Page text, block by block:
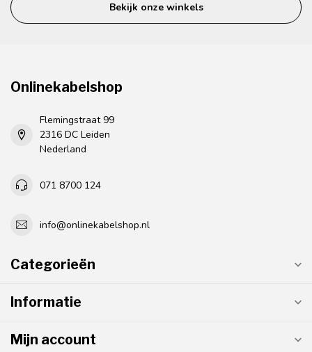
Bekijk onze winkels
Onlinekabelshop
Flemingstraat 99
2316 DC Leiden
Nederland
071 8700 124
info@onlinekabelshop.nl
Categorieën
Informatie
Mijn account